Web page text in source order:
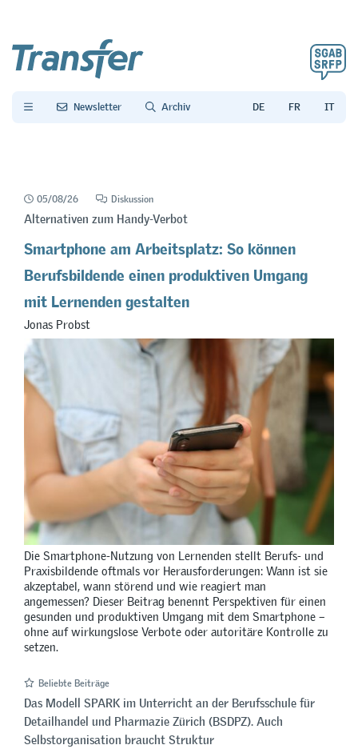
Newsletter Archiv
05/08/26 Diskussion
Alternativen zum Handy-Verbot
Smartphone am Arbeitsplatz: So können
Berufsbildende einen produktiven Umgang
mit Lernenden gestalten
Jonas Probst
Die Smartphone-Nutzung von Lernenden stellt Berufs- und
Praxisbildende oftmals vor Herausforderungen: Wann ist sie
akzeptabel, wann störend und wie reagiert man
angemessen? Dieser Beitrag benennt Perspektiven für einen
gesunden und produktiven Umgang mit dem Smartphone –
ohne auf wirkungslose Verbote oder autoritäre Kontrolle zu
setzen.
Beliebte Beiträge
Das Modell SPARK im Unterricht an der Berufsschule für
Detailhandel und Pharmazie Zürich (BSDPZ). Auch
Selbstorganisation braucht Struktur